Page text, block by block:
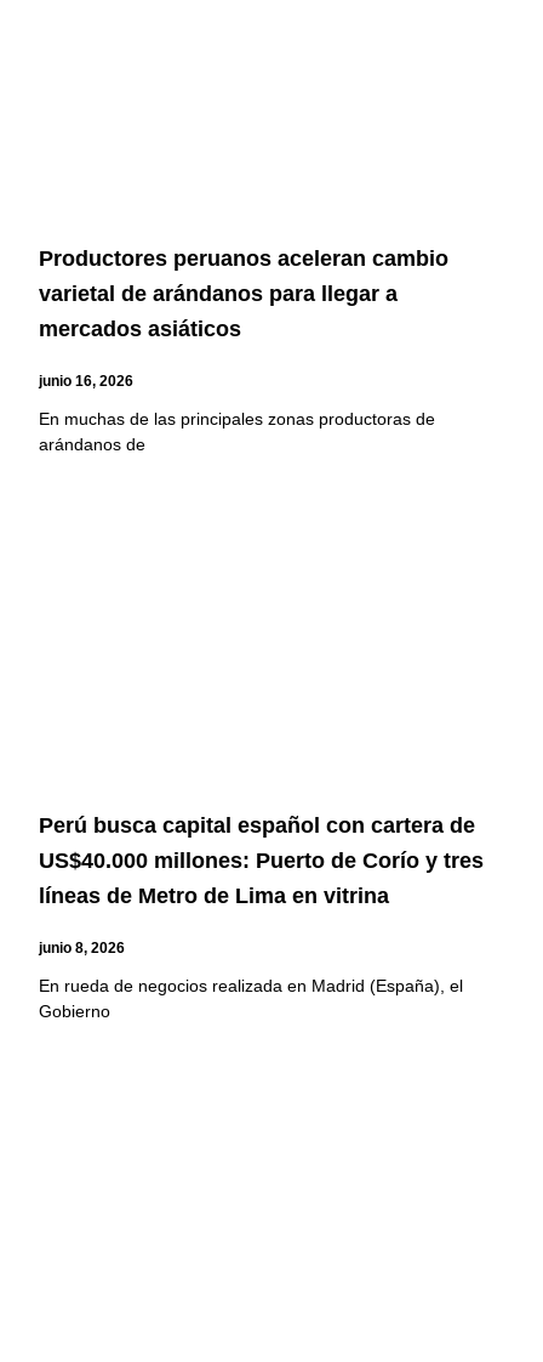
Productores peruanos aceleran cambio
varietal de arándanos para llegar a
mercados asiáticos
junio 16, 2026
En muchas de las principales zonas productoras de
arándanos de
Perú busca capital español con cartera de
US$40.000 millones: Puerto de Corío y tres
líneas de Metro de Lima en vitrina
junio 8, 2026
En rueda de negocios realizada en Madrid (España), el
Gobierno